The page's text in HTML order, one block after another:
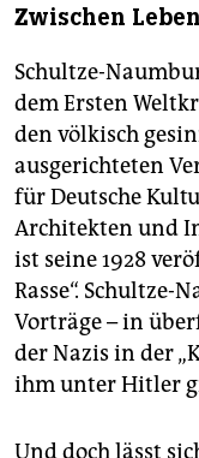
Zwischen
Schultze-
dem Ersten
den völkisch
ausgerichteten
für Deutsche
Architekten und
ist seine 1928
Rasse“.
Vorträge – in
der Nazis in der
ihm unter Hitler
Und doch lässt